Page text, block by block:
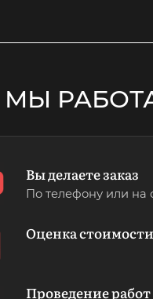
МЫ
Вы делаете заказ
По телефону или на
Оценка стоимости
Проведение работ